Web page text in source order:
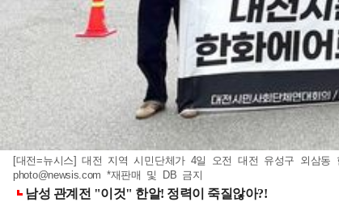
[대전=뉴시스] 대전 지역 시민단체가 4일 오전 대전 유성구 외삼
photo@newsis.com *재판매 및 DB 금지